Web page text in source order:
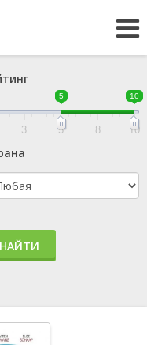
5 10
3 5 8 10
НАЙТИ